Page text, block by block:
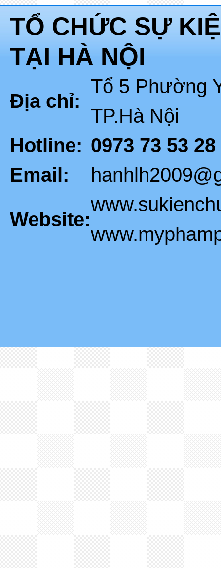
TỔ CHỨC SỰ
TẠI HÀ NỘI
Địa chỉ:
Tổ 5 Phường
TP.Hà Nội
Hotline: 0973 73 53 28
Email:
Website: